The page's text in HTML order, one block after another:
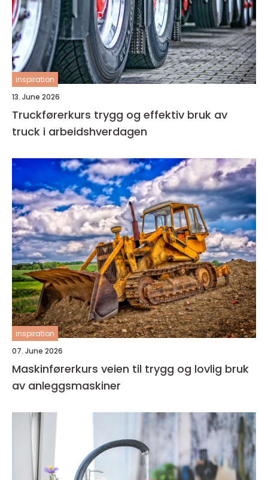
inspiration
13. June 2026
Truckførerkurs trygg og effektiv bruk av
truck i arbeidshverdagen
inspiration
07. June 2026
Maskinførerkurs veien til trygg og lovlig bruk
av anleggsmaskiner